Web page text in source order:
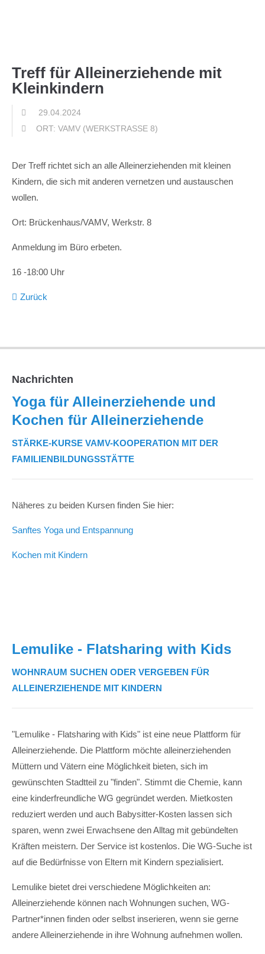
Treff für Alleinerziehende mit
Kleinkindern
29.04.2024
ORT: VAMV (WERKSTRASSE 8)
Der Treff richtet sich an alle Alleinerziehenden mit kleinen
Kindern, die sich mit anderen vernetzen und austauschen
wollen.
Ort: Brückenhaus/VAMV, Werkstr. 8
Anmeldung im Büro erbeten.
16 -18:00 Uhr
Zurück
Nachrichten
Yoga für Alleinerziehende und
Kochen für Alleinerziehende
STÄRKE-KURSE VAMV-KOOPERATION MIT DER
FAMILIENBILDUNGSSTÄTTE
Näheres zu beiden Kursen finden Sie hier:
Sanftes Yoga und Entspannung
Kochen mit Kindern
Lemulike - Flatsharing with Kids
WOHNRAUM SUCHEN ODER VERGEBEN FÜR
ALLEINERZIEHENDE MIT KINDERN
"Lemulike - Flatsharing with Kids" ist eine neue Plattform für
Alleinerziehende. Die Plattform möchte alleinerziehenden
Müttern und Vätern eine Möglichkeit bieten, sich im
gewünschten Stadtteil zu "finden". Stimmt die Chemie, kann
eine kinderfreundliche WG gegründet werden. Mietkosten
reduziert werden und auch Babysitter-Kosten lassen sich
sparen, wenn zwei Erwachsene den Alltag mit gebündelten
Kräften meistern. Der Service ist kostenlos. Die WG-Suche ist
auf die Bedürfnisse von Eltern mit Kindern spezialisiert.
Lemulike bietet drei verschiedene Möglichkeiten an:
Alleinerziehende können nach Wohnungen suchen, WG-
Partner*innen finden oder selbst inserieren, wenn sie gerne
andere Alleinerziehende in ihre Wohnung aufnehmen wollen.